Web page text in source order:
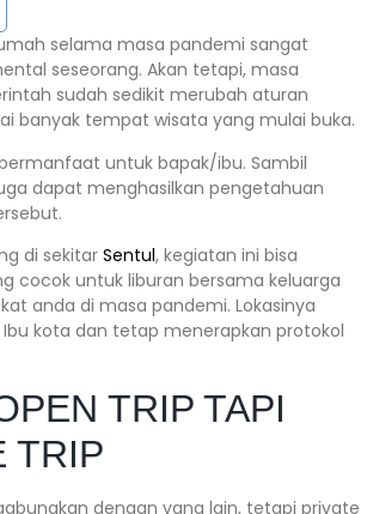
selama masa pandemi sangat
seseorang. Akan tetapi, masa
sudah sedikit merubah aturan
banyak tempat wisata yang mulai buka.
untuk bapak/ibu. Sambil
dapat menghasilkan pengetahuan
di sekitar Sentul, kegiatan ini bisa
cocok untuk liburan bersama keluarga
anda di masa pandemi. Lokasinya
kota dan tetap menerapkan protokol
TRIP TAPI
TRIP
dengan yang lain, tetapi private